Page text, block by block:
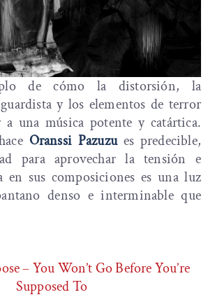
de cómo la distorsión, la
y los elementos de terror
a una música potente y catártica.
Oranssi Pazuzues predecible,
para aprovechar la tensión e
sus composiciones es una luz
denso e interminable que
– You Won’t Go Before You’re
Supposed To